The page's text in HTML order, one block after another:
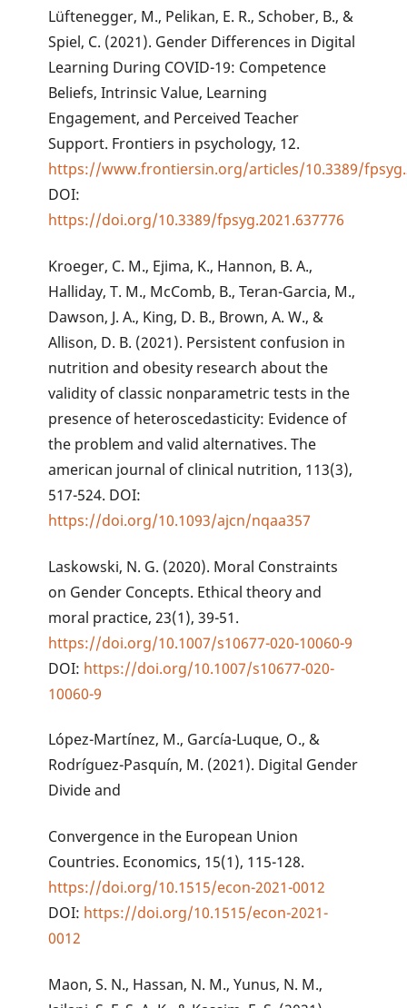
Lüftenegger, M., Pelikan, E. R., Schober, B., &
Spiel, C. (2021). Gender Differences in Digital
Learning During COVID-19: Competence
Beliefs, Intrinsic Value, Learning
Engagement, and Perceived Teacher
Support. Frontiers in psychology, 12.
https://www.frontiersin.org/articles/10.3389/
DOI:
https://doi.org/10.3389/fpsyg.2021.637776
Kroeger, C. M., Ejima, K., Hannon, B. A.,
Halliday, T. M., McComb, B., Teran-Garcia, M.,
Dawson, J. A., King, D. B., Brown, A. W., &
Allison, D. B. (2021). Persistent confusion in
nutrition and obesity research about the
validity of classic nonparametric tests in the
presence of heteroscedasticity: Evidence of
the problem and valid alternatives. The
american journal of clinical nutrition, 113(3),
517-524. DOI:
https://doi.org/10.1093/ajcn/nqaa357
Laskowski, N. G. (2020). Moral Constraints
on Gender Concepts. Ethical theory and
moral practice, 23(1), 39-51.
https://doi.org/10.1007/s10677-020-10060-9
DOI: https://doi.org/10.1007/s10677-020-
10060-9
López-Martínez, M., García-Luque, O., &
Rodríguez-Pasquín, M. (2021). Digital Gender
Divide and
Convergence in the European Union
Countries. Economics, 15(1), 115-128.
https://doi.org/10.1515/econ-2021-0012
DOI: https://doi.org/10.1515/econ-2021-
0012
Maon, S. N., Hassan, N. M., Yunus, N. M.,